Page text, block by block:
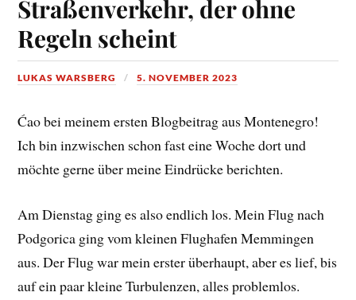
Straßenverkehr, der ohne
Regeln scheint
LUKAS WARSBERG 5. NOVEMBER 2023
Ćao bei meinem ersten Blogbeitrag aus Montenegro!
Ich bin inzwischen schon fast eine Woche dort und
möchte gerne über meine Eindrücke berichten.
Am Dienstag ging es also endlich los. Mein Flug nach
Podgorica ging vom kleinen Flughafen Memmingen
aus. Der Flug war mein erster überhaupt, aber es lief, bis
auf ein paar kleine Turbulenzen, alles problemlos.